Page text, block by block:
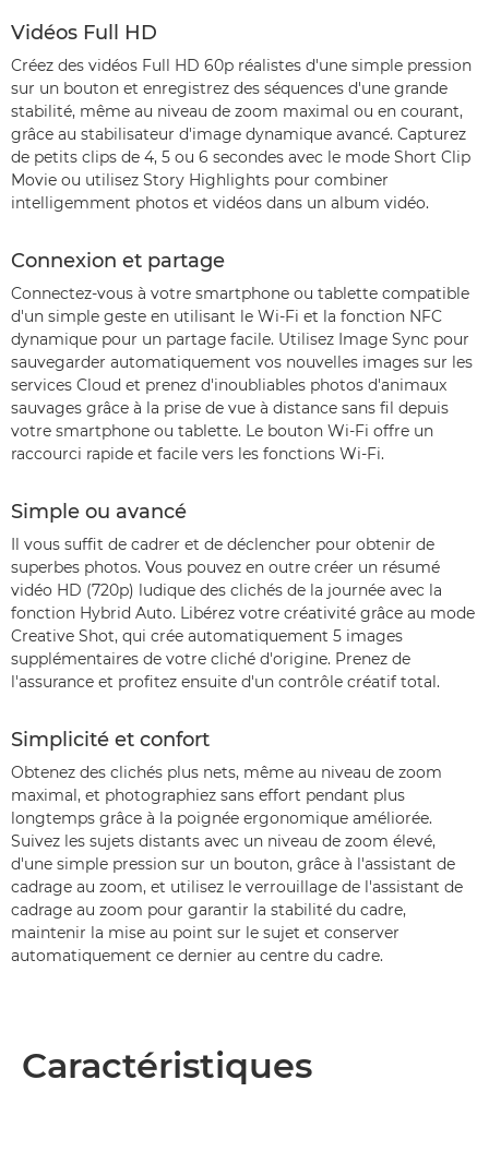
Vidéos Full HD
Créez des vidéos Full HD 60p réalistes d'une simple pression
sur un bouton et enregistrez des séquences d'une grande
stabilité, même au niveau de zoom maximal ou en courant,
grâce au stabilisateur d'image dynamique avancé. Capturez
de petits clips de 4, 5 ou 6 secondes avec le mode Short Clip
Movie ou utilisez Story Highlights pour combiner
intelligemment photos et vidéos dans un album vidéo.
Connexion et partage
Connectez-vous à votre smartphone ou tablette compatible
d'un simple geste en utilisant le Wi-Fi et la fonction NFC
dynamique pour un partage facile. Utilisez Image Sync pour
sauvegarder automatiquement vos nouvelles images sur les
services Cloud et prenez d'inoubliables photos d'animaux
sauvages grâce à la prise de vue à distance sans fil depuis
votre smartphone ou tablette. Le bouton Wi-Fi offre un
raccourci rapide et facile vers les fonctions Wi-Fi.
Simple ou avancé
Il vous suffit de cadrer et de déclencher pour obtenir de
superbes photos. Vous pouvez en outre créer un résumé
vidéo HD (720p) ludique des clichés de la journée avec la
fonction Hybrid Auto. Libérez votre créativité grâce au mode
Creative Shot, qui crée automatiquement 5 images
supplémentaires de votre cliché d'origine. Prenez de
l'assurance et profitez ensuite d'un contrôle créatif total.
Simplicité et confort
Obtenez des clichés plus nets, même au niveau de zoom
maximal, et photographiez sans effort pendant plus
longtemps grâce à la poignée ergonomique améliorée.
Suivez les sujets distants avec un niveau de zoom élevé,
d'une simple pression sur un bouton, grâce à l'assistant de
cadrage au zoom, et utilisez le verrouillage de l'assistant de
cadrage au zoom pour garantir la stabilité du cadre,
maintenir la mise au point sur le sujet et conserver
automatiquement ce dernier au centre du cadre.
Caractéristiques